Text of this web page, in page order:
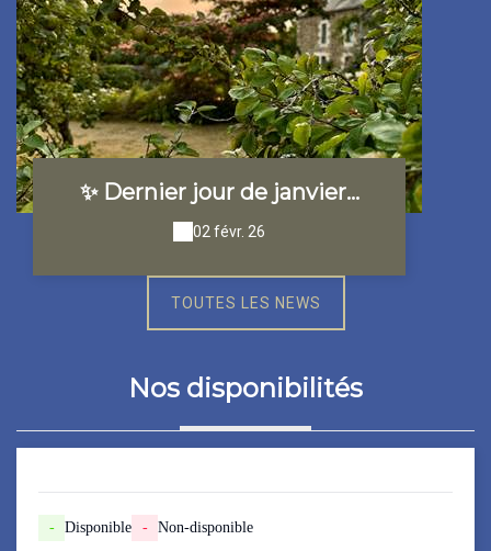
✨ Dernier jour de janvier…
02 févr. 26
TOUTES LES NEWS
Nos disponibilités
- Disponible - Non-disponible